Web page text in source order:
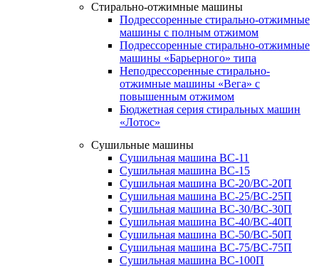
Стирально-отжимные машины
Подрессоренные стирально-отжимные
машины с полным отжимом
Подрессоренные стирально-отжимные
машины «Барьерного» типа
Неподрессоренные стирально-
отжимные машины «Вега» с
повышенным отжимом
Бюджетная серия стиральных машин
«Лотос»
Сушильные машины
Сушильная машина ВС-11
Сушильная машина ВС-15
Сушильная машина ВС-20/ВС-20П
Сушильная машина ВС-25/ВС-25П
Сушильная машина ВС-30/ВС-30П
Сушильная машина ВС-40/ВС-40П
Сушильная машина ВС-50/ВС-50П
Сушильная машина ВС-75/ВС-75П
Сушильная машина ВС-100П